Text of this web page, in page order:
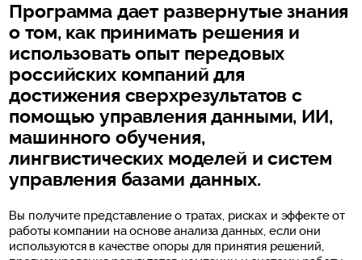
Программа дает развернутые знания
о том, как принимать решения и
использовать опыт передовых
российских компаний для
достижения сверхрезультатов с
помощью управления данными, ИИ,
машинного обучения,
лингвистических моделей и систем
управления базами данных.
Вы получите представление о тратах, рисках и эффекте от
работы компании на основе анализа данных, если они
используются в качестве опоры для принятия решений,